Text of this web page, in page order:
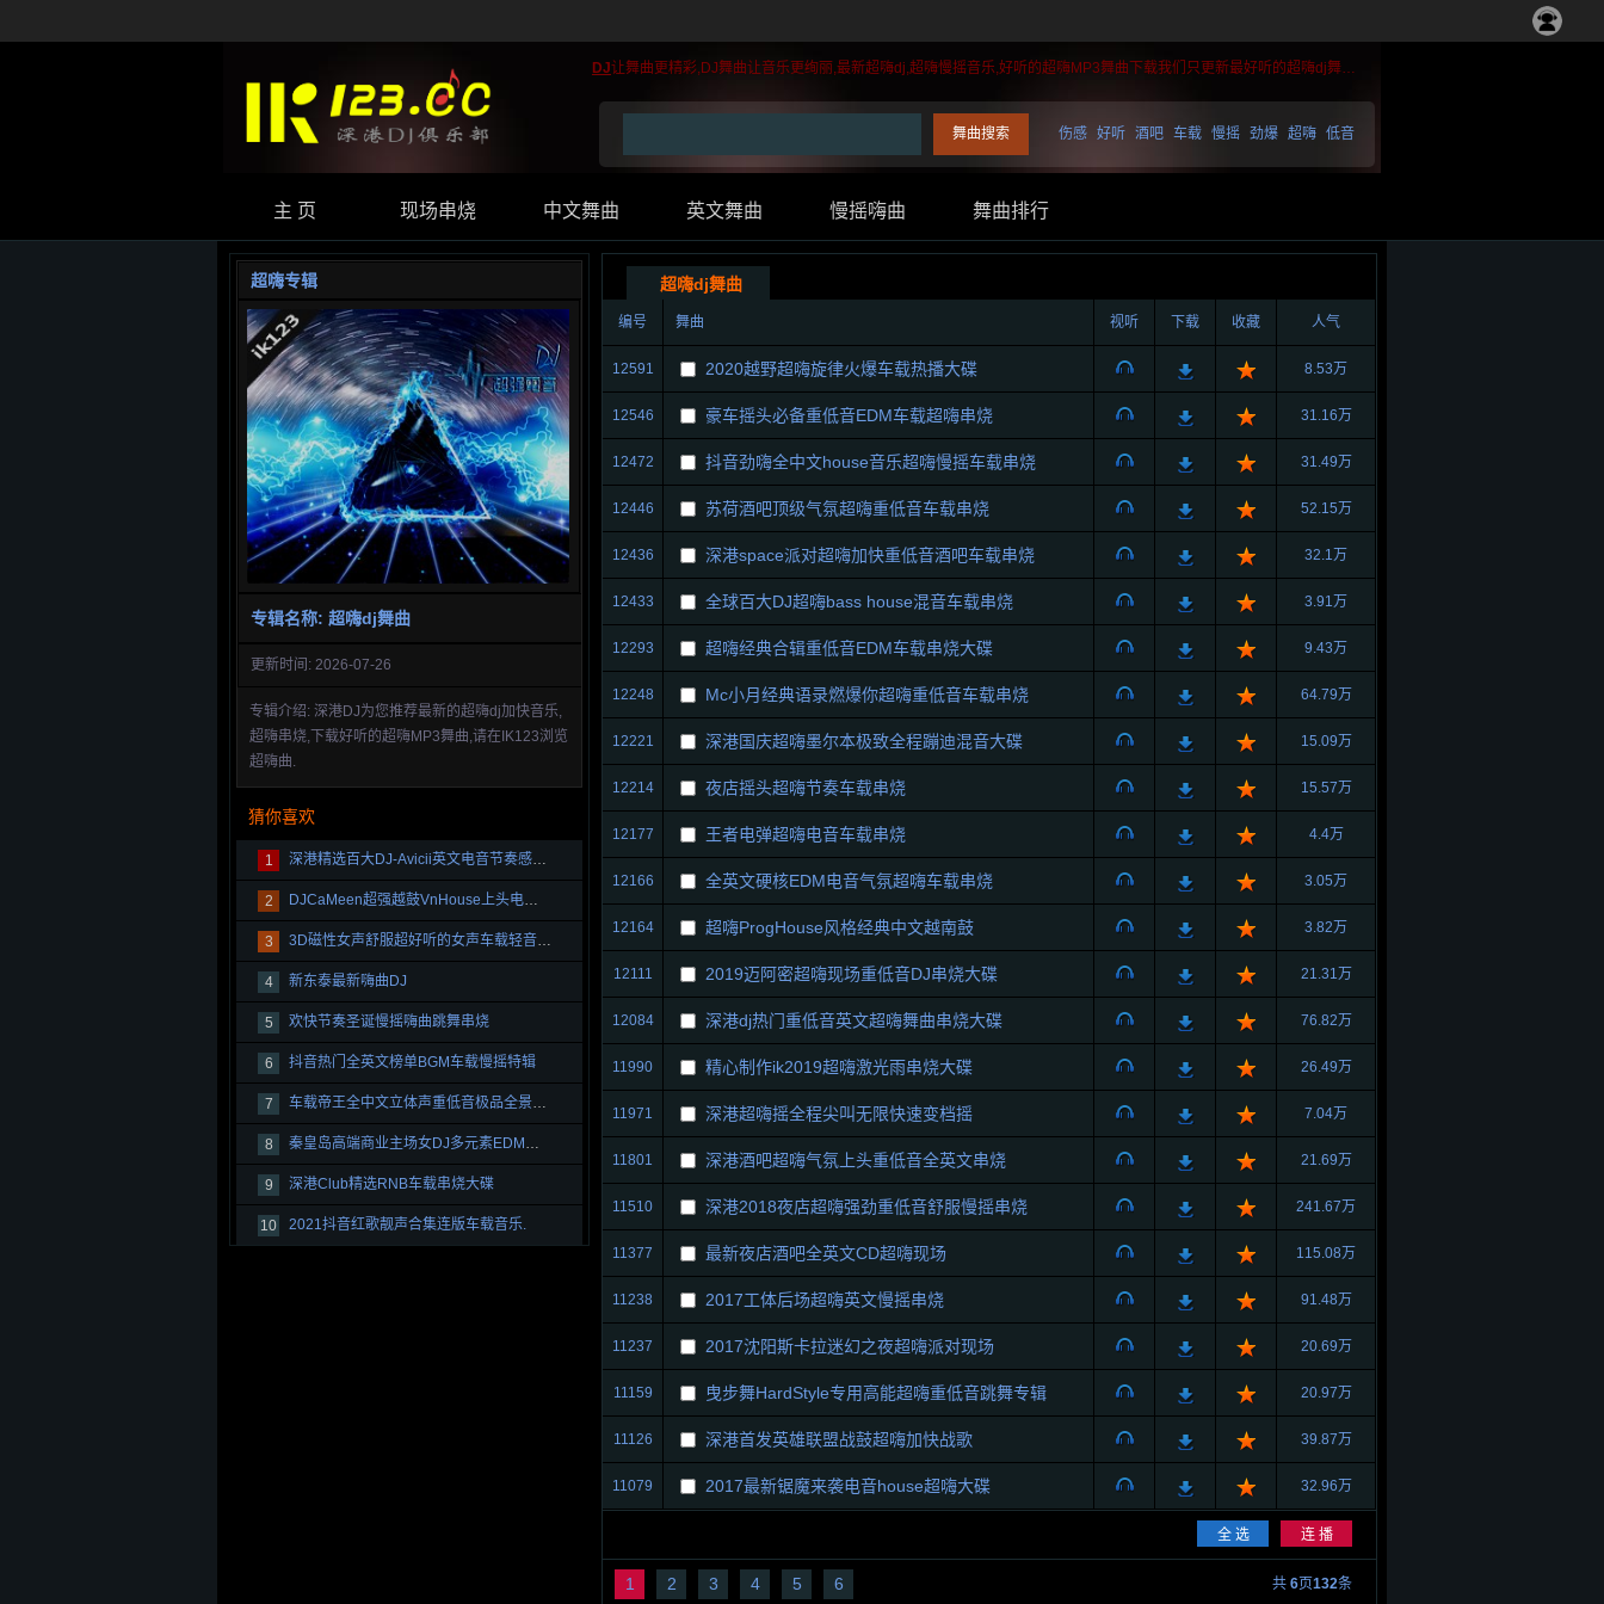
DJ让舞曲更精彩,DJ舞曲让音乐更绚丽,最新超嗨dj,超嗨慢摇音乐,好听的超嗨MP3舞曲下载我们只更新最好听的超嗨dj舞曲。
伤感 好听 酒吧 车载 慢摇 劲爆 超嗨 低音
主 页 现场串烧 中文舞曲 英文舞曲 慢摇嗨曲 舞曲排行
超嗨专辑
专辑名称: 超嗨dj舞曲
更新时间: 2026-07-26
专辑介绍: 深港DJ为您推荐最新的超嗨dj加快音乐,
超嗨串烧,下载好听的超嗨MP3舞曲,请在IK123浏览
超嗨曲.
猜你喜欢
1 深港精选百大DJ-Avicii英文电音节奏感车载慢摇
2 DJCaMeen超强越鼓VnHouse上头电音大碟.
3 3D磁性女声舒服超好听的女声车载轻音乐串烧
4 新东泰最新嗨曲DJ
5 欢快节奏圣诞慢摇嗨曲跳舞串烧
6 抖音热门全英文榜单BGM车载慢摇特辑
7 车载帝王全中文立体声重低音极品全景串烧
8 秦皇岛高端商业主场女DJ多元素EDM电音混音串烧
9 深港Club精选RNB车载串烧大碟
10 2021抖音红歌靓声合集连版车载音乐.
超嗨dj舞曲
编号 舞曲 视听 下载 收藏 人气
12591 2020越野超嗨旋律火爆车载热播大碟 8.53万
12546 豪车摇头必备重低音EDM车载超嗨串烧 31.16万
12472 抖音劲嗨全中文house音乐超嗨慢摇车载串烧 31.49万
12446 苏荷酒吧顶级气氛超嗨重低音车载串烧 52.15万
12436 深港space派对超嗨加快重低音酒吧车载串烧 32.1万
12433 全球百大DJ超嗨bass house混音车载串烧 3.91万
12293 超嗨经典合辑重低音EDM车载串烧大碟 9.43万
12248 Mc小月经典语录燃爆你超嗨重低音车载串烧 64.79万
12221 深港国庆超嗨墨尔本极致全程蹦迪混音大碟 15.09万
12214 夜店摇头超嗨节奏车载串烧 15.57万
12177 王者电弹超嗨电音车载串烧 4.4万
12166 全英文硬核EDM电音气氛超嗨车载串烧 3.05万
12164 超嗨ProgHouse风格经典中文越南鼓 3.82万
12111 2019迈阿密超嗨现场重低音DJ串烧大碟 21.31万
12084 深港dj热门重低音英文超嗨舞曲串烧大碟 76.82万
11990 精心制作ik2019超嗨激光雨串烧大碟 26.49万
11971 深港超嗨摇全程尖叫无限快速变档摇 7.04万
11801 深港酒吧超嗨气氛上头重低音全英文串烧 21.69万
11510 深港2018夜店超嗨强劲重低音舒服慢摇串烧 241.67万
11377 最新夜店酒吧全英文CD超嗨现场 115.08万
11238 2017工体后场超嗨英文慢摇串烧 91.48万
11237 2017沈阳斯卡拉迷幻之夜超嗨派对现场 20.69万
11159 曳步舞HardStyle专用高能超嗨重低音跳舞专辑 20.97万
11126 深港首发英雄联盟战鼓超嗨加快战歌 39.87万
11079 2017最新锯魔来袭电音house超嗨大碟 32.96万
1 2 3 4 5 6 共 6页132条